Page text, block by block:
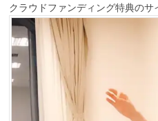
クラウドファンディング特典の